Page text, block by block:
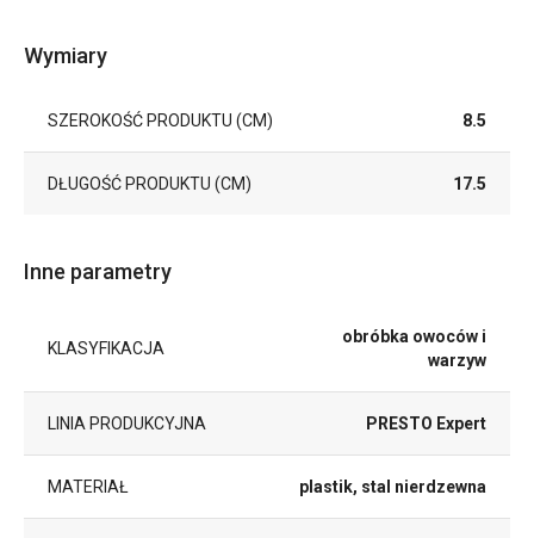
Wymiary
SZEROKOŚĆ PRODUKTU (CM) 8.5
DŁUGOŚĆ PRODUKTU (CM) 17.5
Inne parametry
KLASYFIKACJA
obróbka owoców i
warzyw
LINIA PRODUKCYJNA PRESTO Expert
MATERIAŁ plastik, stal nierdzewna